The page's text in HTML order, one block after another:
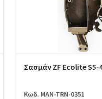
Σασμάν ZF Ecolite S5-
Κωδ. MAN-TRN-0351